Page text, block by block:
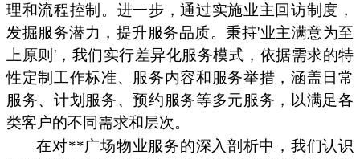
理和流程控制。进一步，通过实施业主回访制度，
发掘服务潜力，提升服务品质。秉持'业主满意为至
上原则'，我们实行差异化服务模式，依据需求的特
性定制工作标准、服务内容和服务举措，涵盖日常
服务、计划服务、预约服务等多元服务，以满足各
类客户的不同需求和层次。
在对**广场物业服务的深入剖析中，我们认识